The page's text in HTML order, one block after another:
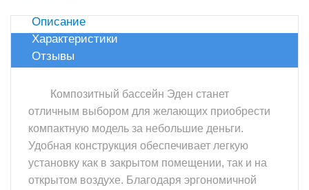
Описание
Характеристики
Отзывы
Композитный бассейн Эден станет
отличным выбором для желающих приобрести
компактную модель за небольшие деньги.
Удобная конструкция обеспечивает легкую
установку как в закрытом помещении, так и на
открытом воздухе. Благодаря эргономичной